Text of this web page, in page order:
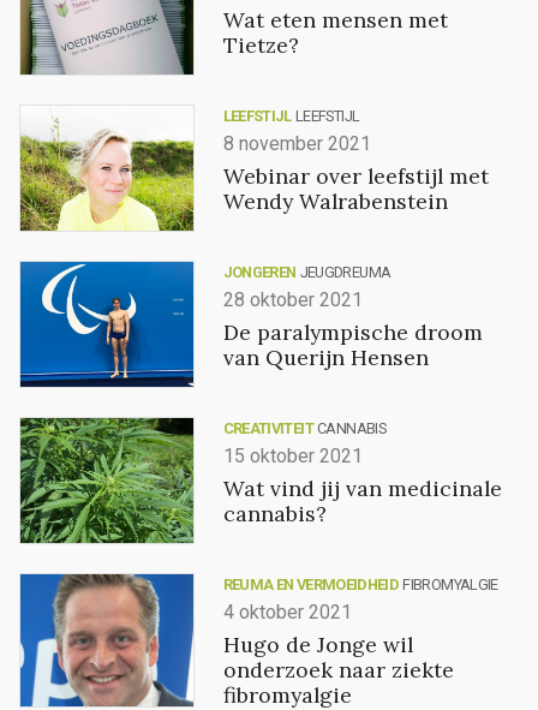
Wat eten mensen met
Tietze?
LEEFSTIJL LEEFSTIJL
8 november 2021
Webinar over leefstijl met
Wendy Walrabenstein
JONGEREN JEUGDREUMA
28 oktober 2021
De paralympische droom
van Querijn Hensen
CREATIVITEIT CANNABIS
15 oktober 2021
Wat vind jij van medicinale
cannabis?
REUMA EN VERMOEIDHEID FIBROMYALGIE
4 oktober 2021
Hugo de Jonge wil
onderzoek naar ziekte
fibromyalgie